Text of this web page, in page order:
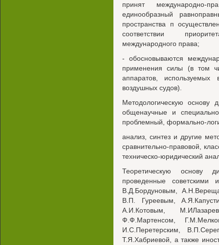
принят международно-
единообразный
пространства п
соответствии
международного права;
- обосновываются
применения силы (в том
аппаратов, используемых
воздушных судов).
Методологическую основу
общенаучные и
проблемный, формально-
анализ, синтез и другие
сравнительно-правовой,
техническо-юридический
Теоретическую основу
проведенные советскими
В.Д.Бордуновым,
В.П. Гуреевым,
А.И.Котовым,
Ф.Ф.Мартенсом,
И.С.Перетерским,
Т.Я.Хабриевой, а также